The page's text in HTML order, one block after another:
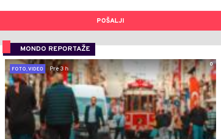
POŠALJI
MONDO REPORTAŽE
0
FOTO, VIDEO
Pre 3 h